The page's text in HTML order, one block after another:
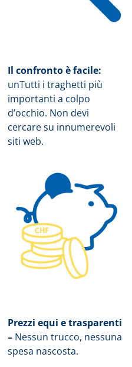
Il confronto è facile:
unTutti i traghetti più
importanti a colpo
d’occhio. Non devi
cercare su innumerevoli
siti web.
Prezzi equi e trasparenti
– Nessun trucco, nessuna
spesa nascosta.